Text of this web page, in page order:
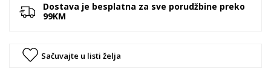
Dostava je besplatna za sve porudžbine preko
99KM
Sačuvajte u listi želja